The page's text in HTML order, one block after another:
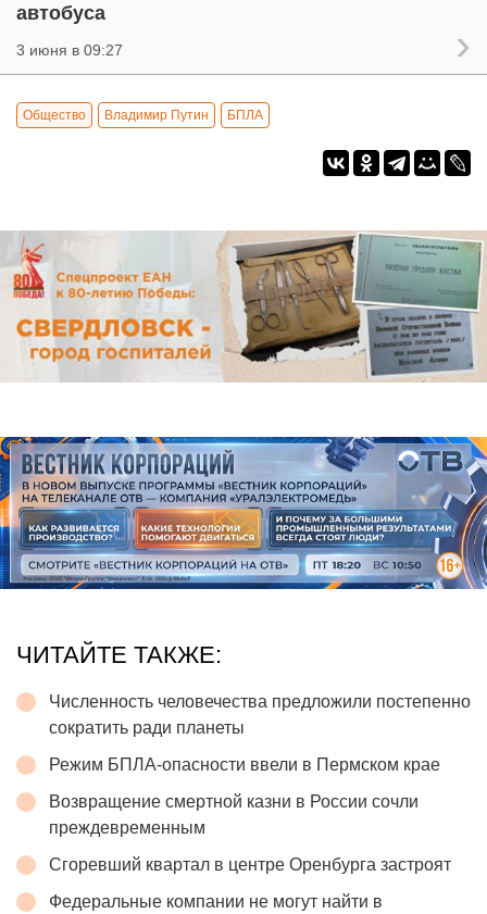
автобуса
3 июня в 09:27
Общество Владимир Путин БПЛА
ЧИТАЙТЕ ТАКЖЕ:
Численность человечества предложили постепенно
сократить ради планеты
Режим БПЛА-опасности ввели в Пермском крае
Возвращение смертной казни в России сочли
преждевременным
Сгоревший квартал в центре Оренбурга застроят
Федеральные компании не могут найти в